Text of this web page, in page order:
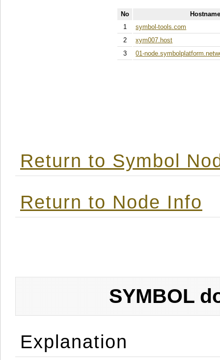
No
1
symbol-tools.com
2
xym007.host
3
01-
Return to Symbol
Return to Node Info
SYMBOL
Explanation